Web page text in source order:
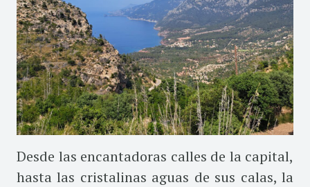
Desde las encantadoras calles de la capital,
hasta las cristalinas aguas de sus calas, la